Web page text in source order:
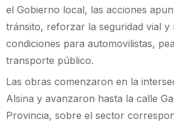
el Gobierno local, las acciones
tránsito, reforzar la seguridad vial y
condiciones para automovilistas,
transporte público.
Las obras comenzaron en la
Alsina y avanzaron hasta la calle
Provincia, sobre el sector